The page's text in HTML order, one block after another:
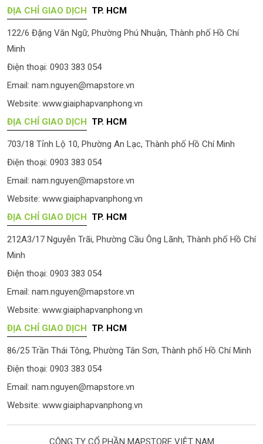
ĐỊA CHỈ GIAO DỊCH TP. HCM
122/6 Đặng Văn Ngữ, Phường Phú Nhuận, Thành phố Hồ Chí
Minh
Điện thoại: 0903 383 054
Email: nam.nguyen@mapstore.vn
Website: www.giaiphapvanphong.vn
ĐỊA CHỈ GIAO DỊCH TP. HCM
703/18 Tỉnh Lộ 10, Phường An Lạc, Thành phố Hồ Chí Minh
Điện thoại: 0903 383 054
Email: nam.nguyen@mapstore.vn
Website: www.giaiphapvanphong.vn
ĐỊA CHỈ GIAO DỊCH TP. HCM
212A3/17 Nguyễn Trãi, Phường Cầu Ông Lãnh, Thành phố Hồ Chí
Minh
Điện thoại: 0903 383 054
Email: nam.nguyen@mapstore.vn
Website: www.giaiphapvanphong.vn
ĐỊA CHỈ GIAO DỊCH TP. HCM
86/25 Trần Thái Tông, Phường Tân Sơn, Thành phố Hồ Chí Minh
Điện thoại: 0903 383 054
Email: nam.nguyen@mapstore.vn
Website: www.giaiphapvanphong.vn
CÔNG TY CỔ PHẦN MAPSTORE VIỆT NAM